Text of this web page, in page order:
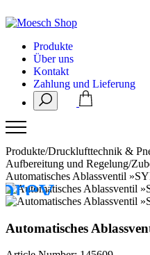
Produkte
Über uns
Kontakt
Zahlung und Lieferung
Produkte/Drucklufttechnik &
Aufbereitung und Regelung/
Automatisches Ablassventil
Automatisches